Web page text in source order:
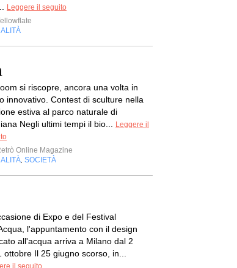
Leggere il seguito
si riscopre, ancora una volta in
innovativo. Contest di sculture nella
estiva al parco naturale di
Negli ultimi tempi il bio...
Leggere il
Online Magazine
SOCIETÀ
di Expo e del Festival
l'appuntamento con il design
all'acqua arriva a Milano dal 2
ottobre Il 25 giugno scorso, in...
il seguito